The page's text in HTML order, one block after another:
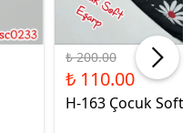
%45 İndirim
₺ 200.00
₺ 110.00
H-163 Çocuk Soft